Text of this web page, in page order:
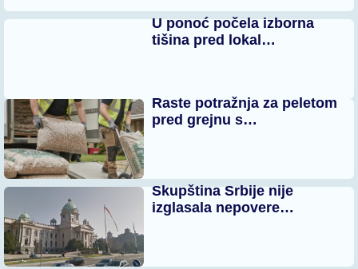
U ponoć počela izborna
tišina pred lokal…
Raste potražnja za peletom
pred grejnu s…
Skupština Srbije nije
izglasala nepovere…